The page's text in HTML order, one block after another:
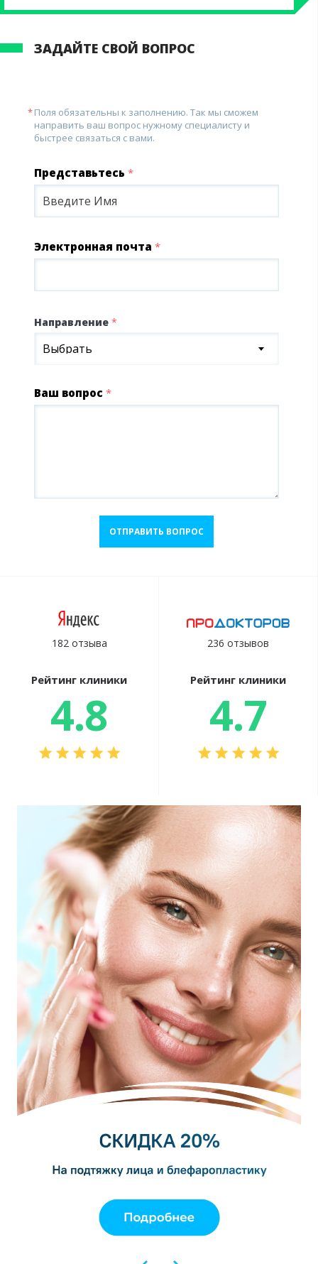
ЗАДАЙТЕ СВОЙ ВОПРОС
Поля обязательны к заполнению. Так мы сможем
направить ваш вопрос нужному специалисту и
быстрее связаться с вами.
Представьтесь *
Электронная почта *
Направление *
Выбрать
Ваш вопрос *
ОТПРАВИТЬ ВОПРОС
182 отзыва
Рейтинг клиники
4.8
236 отзывов
Рейтинг клиники
4.7